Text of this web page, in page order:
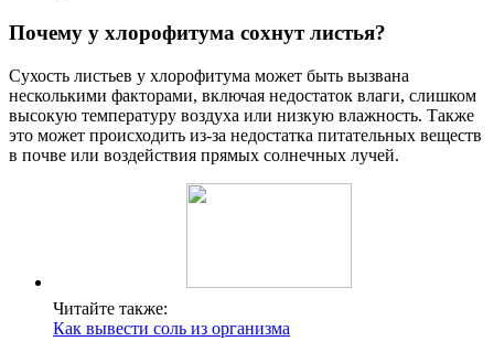
Почему у хлорофитума сохнут листья?
Сухость листьев у хлорофитума может быть вызвана
несколькими факторами, включая недостаток влаги, слишком
высокую температуру воздуха или низкую влажность. Также
это может происходить из-за недостатка питательных веществ
в почве или воздействия прямых солнечных лучей.
Читайте также:
Как вывести соль из организма